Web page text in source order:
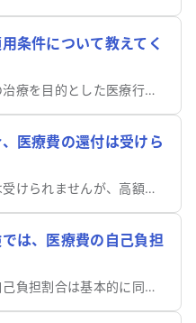
条件について教えてく
公的医療保険は、病気やケガの治療を目的とした医療行為のほとんどに適用されます。
医療費の還付は受けら
医療費控除による税金の還付は受けられませんが、高額療養費制度による負担軽減は得られます。
は、医療費の自己負担
病院の窓口で支払う医療費の自己負担割合は基本的に同じです。